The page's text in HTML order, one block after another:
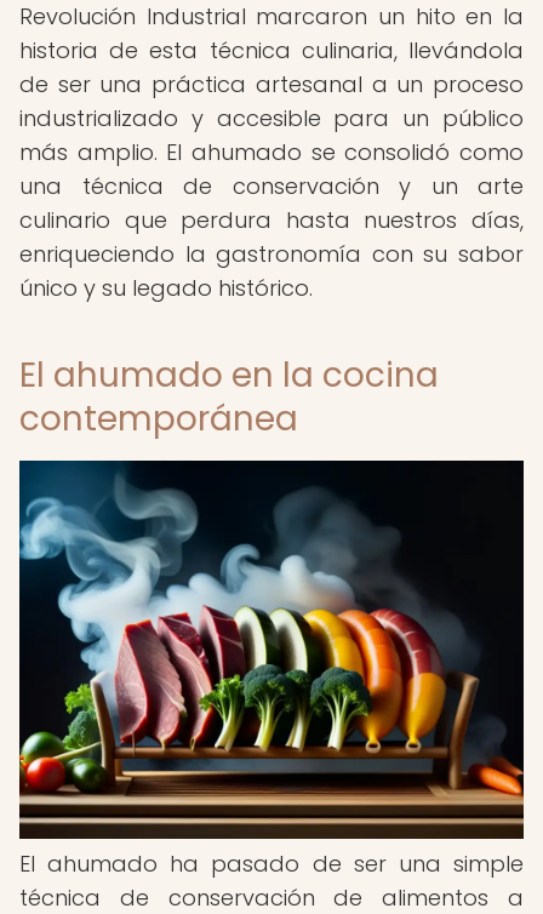
Revolución Industrial marcaron un hito en la
historia de esta técnica culinaria, llevándola
de ser una práctica artesanal a un proceso
industrializado y accesible para un público
más amplio. El ahumado se consolidó como
una técnica de conservación y un arte
culinario que perdura hasta nuestros días,
enriqueciendo la gastronomía con su sabor
único y su legado histórico.
El ahumado en la cocina
contemporánea
El ahumado ha pasado de ser una simple
técnica de conservación de alimentos a